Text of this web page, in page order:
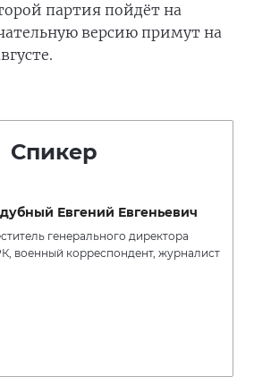
партия пойдёт на
версию примут на
Спикер
Евгений Евгеньевич
генерального директора
военный корреспондент, журналист